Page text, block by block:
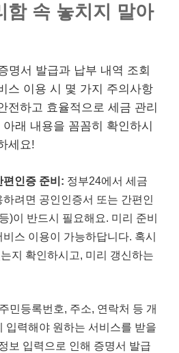
함 속 놓치지 말아
명서 발급과 납부 내역 조회
스 이용 시 몇 가지 주의사항
전하고 효율적으로 세금 관리
래 내용을 꼼꼼히 확인하시
세요!
편인증 준비: 정부24에서 세금
려면 공인인증서 또는 간편인
)이 반드시 필요해요. 미리 준비
스 이용이 가능하답니다. 혹시
지 확인하시고, 미리 갱신하는
주민등록번호, 주소, 연락처 등 개
입력해야 원하는 서비스를 받을
보 입력으로 인해 증명서 발급